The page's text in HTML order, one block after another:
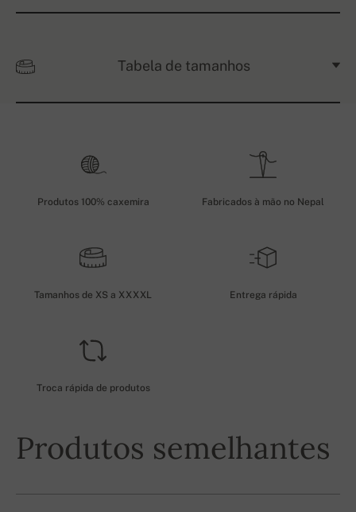
Tabela de tamanhos
Produtos 100% caxemira Fabricados à mão no Nepal
Tamanhos de XS a XXXXL Entrega rápida
Troca rápida de produtos
Produtos semelhantes